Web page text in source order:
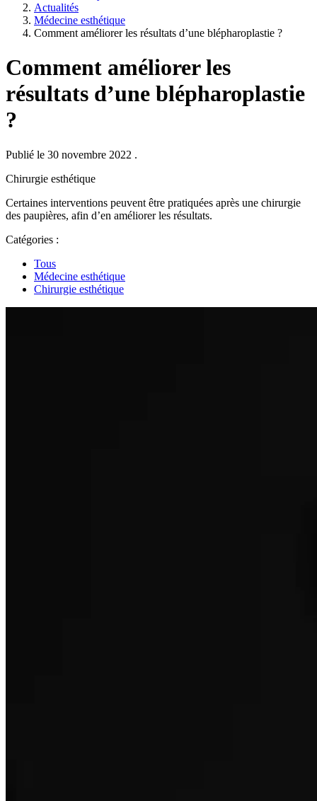
Actualités
Médecine esthétique
Comment améliorer les résultats d’une blépharoplastie ?
Comment améliorer les
résultats d’une blépharoplastie
?
Publié le 30 novembre 2022 .
Chirurgie esthétique
Certaines interventions peuvent être pratiquées après une chirurgie
des paupières, afin d’en améliorer les résultats.
Catégories :
Tous
Médecine esthétique
Chirurgie esthétique